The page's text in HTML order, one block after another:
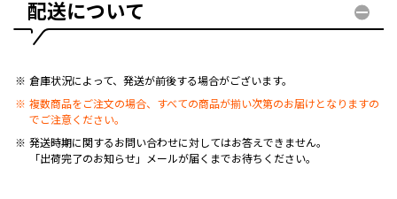
配送について
倉庫状況によって、発送が前後する場合がございます。
複数商品をご注文の場合、すべての商品が揃い次第のお届けとなりますの
でご注意ください。
発送時期に関するお問い合わせに対してはお答えできません。
「出荷完了のお知らせ」メールが届くまでお待ちください。